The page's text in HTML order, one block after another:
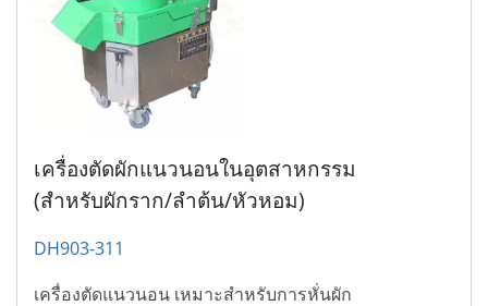
เครื่องตัดผักแนวนอนในอุตสาหกรรม
(สำหรับผักราก/ลำต้น/หัวหอม)
DH903-311
เครื่องตัดแนวนอน เหมาะสำหรับการหั่นผัก